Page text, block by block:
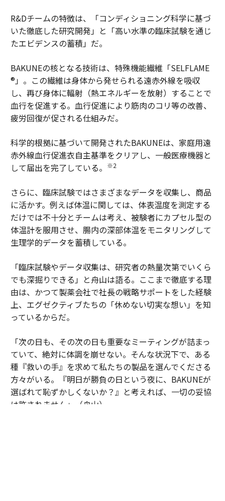
R&Dチームの特徴は、「コンディショニング科学に基づ
いた徹底した研究開発」と「高い水準の臨床試験を通じ
たエビデンスの蓄積」だ。
BAKUNEの核となる技術は、特殊機能繊維「SELFLAME
®」。この繊維は身体から発せられる遠赤外線を吸収
し、再び身体に輻射（熱エネルギーを放射）することで
血行を促進する。血行促進により筋肉のコリ等の改善、
疲労回復が促される仕組みだ。
科学的根拠に基づいて開発されたBAKUNEは、家庭用遠
赤外線血行促進衣自主基準をクリアし、一般医療機器と
して届出を完了している。
※2
さらに、臨床試験ではさまざまなデータを収集し、商品
に活かす。例えば体温に関しては、体表温度を測定する
だけでは不十分とチームは考え、被験者にカプセル型の
体温計を服用させ、腸内の深部体温をモニタリングして
生理学的データを蓄積している。
「臨床試験やデータ収集は、研究者の熱量次第でいくら
でも深掘りできる」と舟山は語る。ここまで徹底する理
由は、かつて製薬会社で社長の戦略サポートをした経験
上、エグゼクティブたちの「休めない切実な想い」を知
っているからだ。
「次の日も、その次の日も重要なミーティングが詰まっ
ていて、絶対に体調を崩せない。そんな状況下で、ある
種『救いの手』を求めて私たちの製品を選んでくださる
方々がいる。『明日が勝負の日という夜に、BAKUNEが
選ばれて恥ずかしくないか？』と考えれば、一切の妥協
は許されません」（舟山）